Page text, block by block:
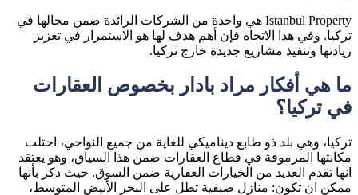
Istanbul Property هي واحدة من الشركات الرائدة ضمن مجالها في
تركيا. وفي هذا الاتجاه فإن أهم هدف لها هو الاستمرار في تعزيز
ريادتها وتنفيذ مشاريع جديدة خارج تركيا.
ما هي أفكار مراد بادار بخصوص العقارات
في تركيا؟
تركيا، وهي بلد ذو طابع ديناميكي للغاية من جميع النواحي، احتلت
مكانتها المرموقة في قطاع العقارات ضمن هذا السياق، وهو يعتقد
انها تقدم العديد من الخيارات العقارية ضمن السوق. حيث ذكر بأنها
ممكن ان تكون: منازل صيفية تطل على البحر الأبيض المتوسط،